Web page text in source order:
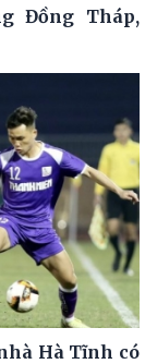
Đồng Tháp,
Hà Tĩnh có